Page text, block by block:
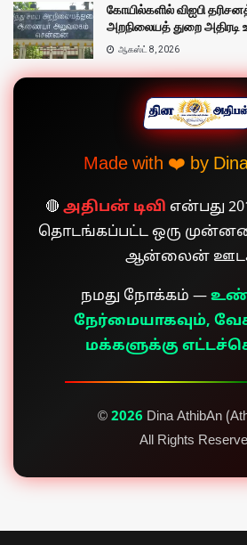
கோயில்களில் விஐபி
அறநிலையத் துறை அதிரடி
ஆகஸ்ட் 8, 2026
Made with ❤️ by
🔴 அதிபன் டிவி என்பது
தொடங்கப்பட்ட ஒரு
ஆன்லைன்
நமது நோக்கம் —
நேர்மையாகவும்,
மக்களுக்கு
© 2026 Dina AthibAn
All Rights